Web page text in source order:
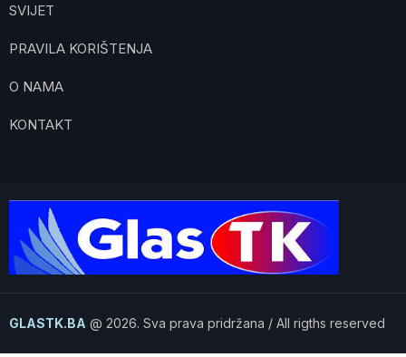
SVIJET
PRAVILA KORIŠTENJA
O NAMA
KONTAKT
GLASTK.BA @ 2026. Sva prava pridržana / All rigths reserved